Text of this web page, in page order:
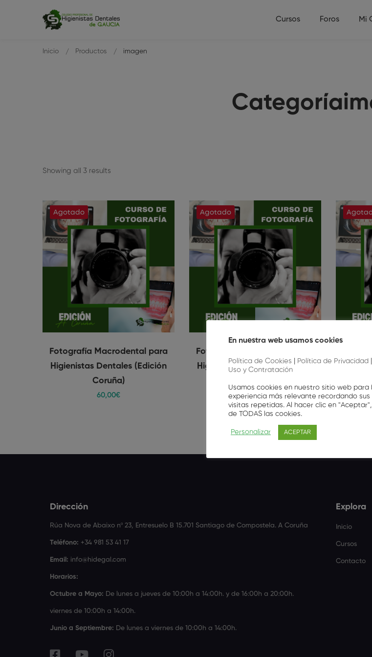
Cursos Foros Mi
Inicio Productos imagen
Showing all 3 results
Agotado
Fotografía Macrodental para
Higienistas Dentales (Edición
Coruña)
60,00€
Agotado
Fotografía Macrodental para
Higienistas Dentales (Edición
60,00€
Dirección
Rúa Nova de Abaixo nº 23, Entresuelo B 15.701 Santiago de Compostela. A Coruña
Teléfono: +34 981 53 41 17
Email: info@hidegal.com
Horarios:
Octubre a Mayo: De lunes a jueves de 10:00h a 14:00h. y de 16:00h a 20:00h.
viernes de 10:00h a 14:00h.
Junio a Septiembre: De lunes a viernes de 10:00h a 14:00h.
Explora
Inicio
Cursos
Contacto
En nuestra web usamos cookies
Política de Cookies Política de Privacidad
Uso y Contratación
Usamos cookies en nuestro sitio web para
experiencia más relevante recordando
visitas repetidas. Al hacer clic en
de TODAS las cookies.
Personalizar ACEPTAR